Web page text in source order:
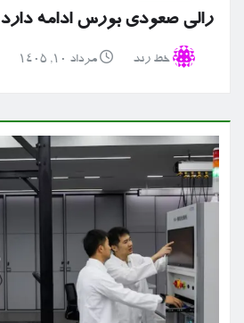
رالی صعودی بورس ادامه دارد
خط رند مرداد ۱۰, ۱۴۰۵